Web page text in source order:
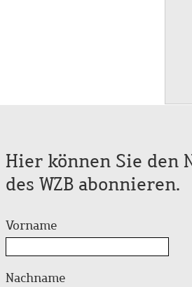
Hier können Sie den
des WZB abonnieren.
Vorname
Nachname